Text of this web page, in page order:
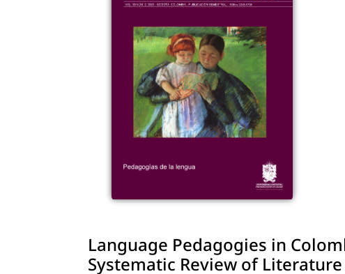
Language Pedagogies in
Systematic Review of